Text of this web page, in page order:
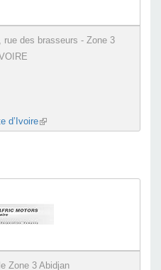
rue des brasseurs - Zone 3
d’Ivoire(link is external)
Zone 3 Abidjan